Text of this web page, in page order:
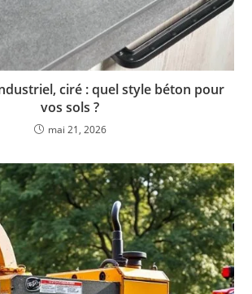
ciré : quel style béton pour
vos sols ?
mai 21, 2026